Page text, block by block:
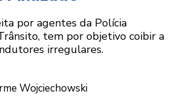
por agentes da Polícia
tem por objetivo coibir a
irregulares.
Wojciechowski